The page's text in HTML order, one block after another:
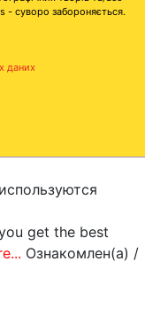
- суворо забороняється.
даних
get the best
Ознакомлен(а) /